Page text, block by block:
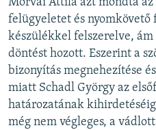
Morvai Attila azt mondta az
felügyeletet és
készülékkel felszerelve, ám
döntést hozott. Eszerint a
bizonyítás megnehezítése
miatt Schadl György az
határozatának
még nem végleges, a